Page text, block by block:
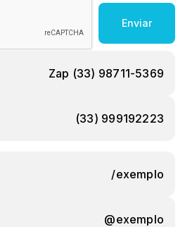
Enviar
Zap (33) 98711-5369
(33) 999192223
/exemplo
@exemplo